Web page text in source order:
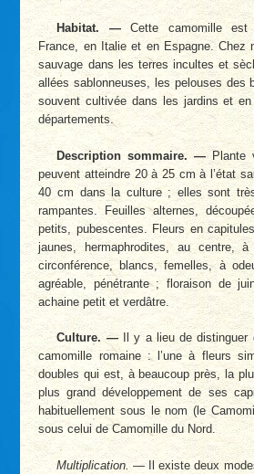
Habitat. —Cette camomille est
France, en Italie et en Espagne. Chez
sauvage dans les terres incultes et
allées sablonneuses, les pelouses des
souvent cultivée dans les jardins et en
départements.
Description sommaire. —Plante
peuvent atteindre 20 à 25 cm à l’état
40 cm dans la culture ; elles sont
rampantes. Feuilles alternes,
petits, pubescentes. Fleurs en
jaunes, hermaphrodites, au centre,
circonférence, blancs, femelles, à
agréable, pénétrante ; floraison de
achaine petit et verdâtre.
Culture. —Il y a lieu de distinguer
camomille romaine : l’une à fleurs
doubles qui est, à beaucoup près, la
plus grand développement de ses
habituellement sous le nom (le
sous celui de Camomille du Nord.
Multiplication. —Il existe deux